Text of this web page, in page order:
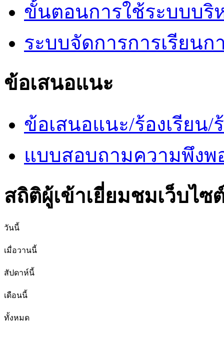
ขั้นตอนการใช้ระบบบริ
ระบบจัดการการเรียน
ข้อเสนอแนะ
ข้อเสนอแนะ/ร้องเรียน/
แบบสอบถามความพึงพ
สถิติผู้เข้าเยี่ยมชมเว็บไซ
วันนี้
เมื่อวานนี้
สัปดาห์นี้
เดือนนี้
ทั้งหมด